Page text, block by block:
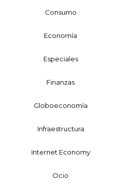
Consumo
Economía
Especiales
Finanzas
Globoeconomía
Infraestructura
Internet Economy
Ocio